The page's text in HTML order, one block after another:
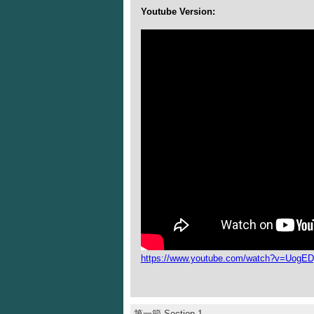
Youtube Version:
https://www.youtube.com/